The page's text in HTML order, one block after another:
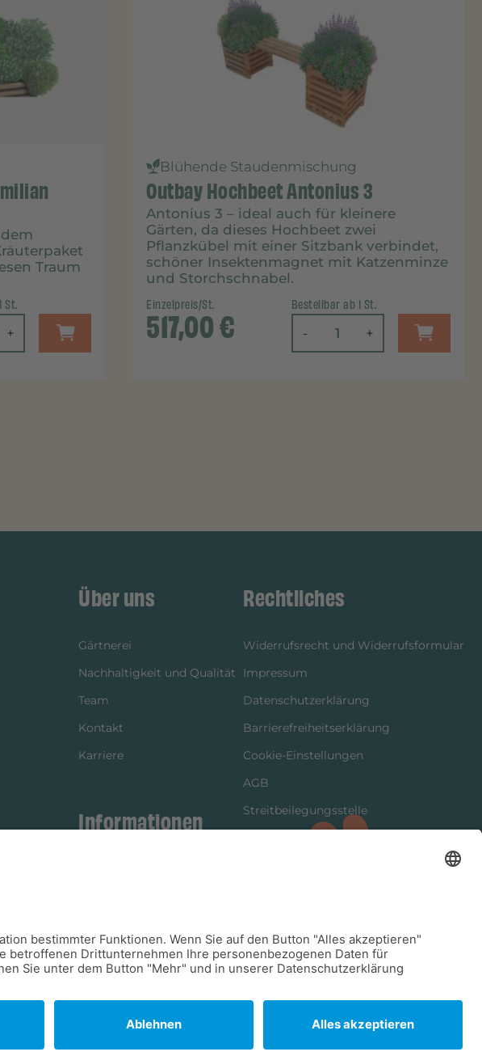
Traum
St.
+
Blühende Staudenmischung
Outbay Hochbeet Antonius 3
Antonius 3 – ideal auch für kleinere
Gärten, da dieses Hochbeet zwei
Pflanzkübel mit einer Sitzbank verbindet,
schöner Insektenmagnet mit Katzenminze
und Storchschnabel.
Einzelpreis/St.
517,00€
Bestellbar ab 1 St.
- +
Über uns
Gärtnerei
Nachhaltigkeit und Qualität
Team
Kontakt
Karriere
Informationen
Versandinformationen
Rechtliches
Widerrufsrecht und Widerrufsformular
Impressum
Datenschutzerklärung
Barrierefreiheitserklärung
Cookie-Einstellungen
AGB
Streitbeilegungsstelle